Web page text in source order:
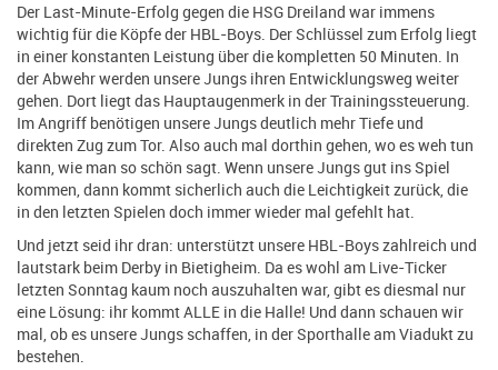
Der Last-Minute-Erfolg gegen die HSG Dreiland war immens
wichtig für die Köpfe der HBL-Boys. Der Schlüssel zum Erfolg liegt
in einer konstanten Leistung über die kompletten 50 Minuten. In
der Abwehr werden unsere Jungs ihren Entwicklungsweg weiter
gehen. Dort liegt das Hauptaugenmerk in der Trainingssteuerung.
Im Angriff benötigen unsere Jungs deutlich mehr Tiefe und
direkten Zug zum Tor. Also auch mal dorthin gehen, wo es weh tun
kann, wie man so schön sagt. Wenn unsere Jungs gut ins Spiel
kommen, dann kommt sicherlich auch die Leichtigkeit zurück, die
in den letzten Spielen doch immer wieder mal gefehlt hat.
Und jetzt seid ihr dran: unterstützt unsere HBL-Boys zahlreich und
lautstark beim Derby in Bietigheim. Da es wohl am Live-Ticker
letzten Sonntag kaum noch auszuhalten war, gibt es diesmal nur
eine Lösung: ihr kommt ALLE in die Halle! Und dann schauen wir
mal, ob es unsere Jungs schaffen, in der Sporthalle am Viadukt zu
bestehen.